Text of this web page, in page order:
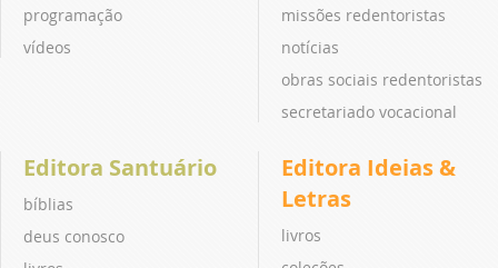
programação
vídeos
missões redentoristas
notícias
obras sociais redentoristas
secretariado vocacional
Editora Santuário
bíblias
deus conosco
Editora Ideias &
Letras
livros